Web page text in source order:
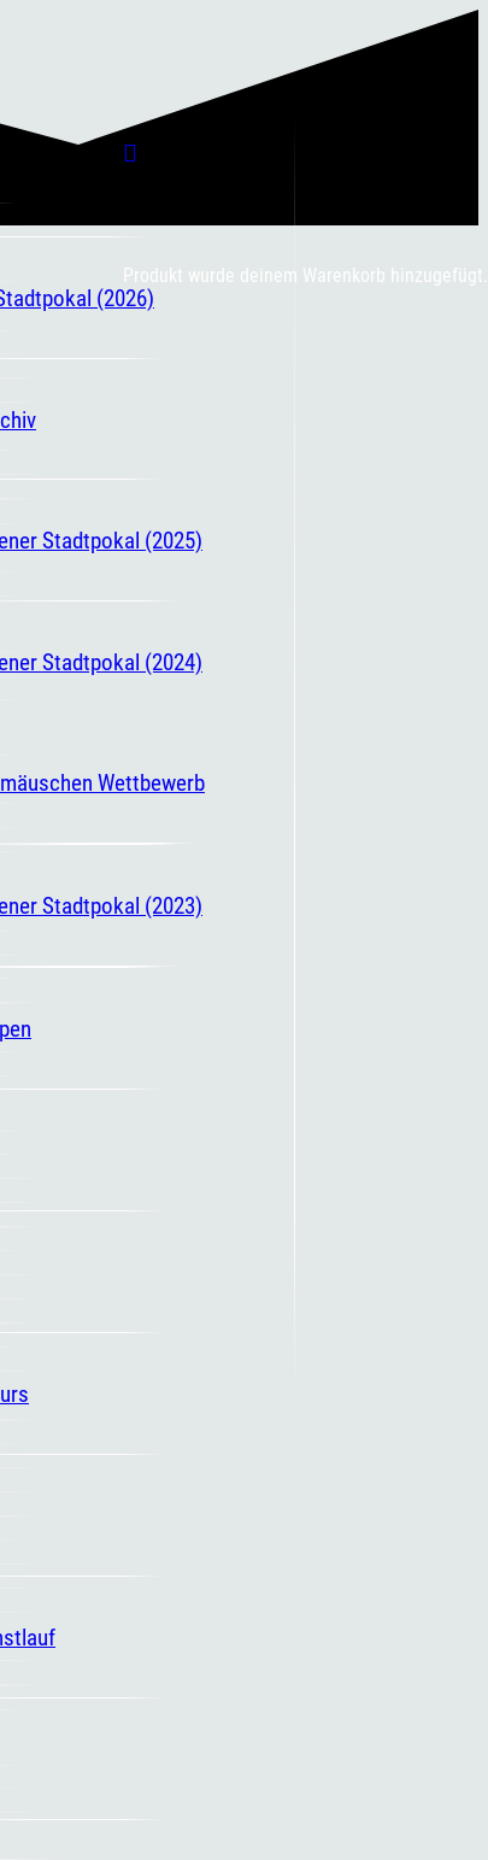
(2026)
Stadtpokal (2025)
Stadtpokal (2024)
Wettbewerb
Stadtpokal (2023)
Produkt wurde deinem Warenkorb hinzugefügt.